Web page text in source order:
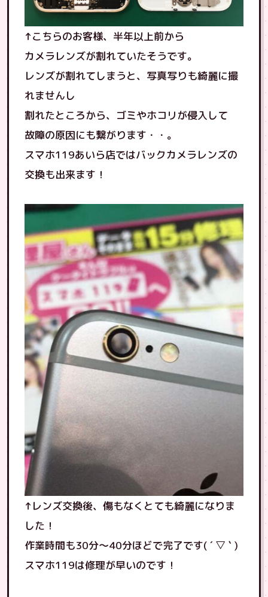
↑こちらのお客様、半年以上前から
カメラレンズが割れていたそうです。
レンズが割れてしまうと、写真写りも綺麗に撮
れませんし
割れたところから、ゴミやホコリが侵入して
故障の原因にも繋がります・・。
スマホ119あいら店ではバックカメラレンズの
交換も出来ます！
↑レンズ交換後、傷もなくとても綺麗になりま
した！
作業時間も30分〜40分ほどで完了です( ´ ▽ ` )
スマホ119は修理が早いのです！